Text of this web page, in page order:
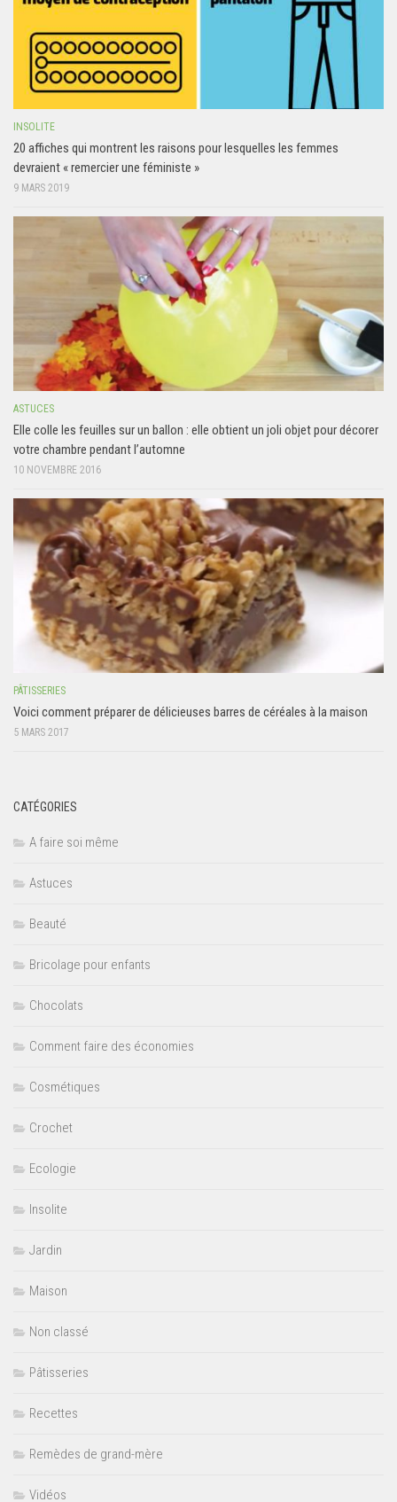
INSOLITE
20 affiches qui montrent les raisons pour lesquelles les femmes
devraient « remercier une féministe »
9 MARS 2019
ASTUCES
Elle colle les feuilles sur un ballon : elle obtient un joli objet pour décorer
votre chambre pendant l’automne
10 NOVEMBRE 2016
PÂTISSERIES
Voici comment préparer de délicieuses barres de céréales à la maison
5 MARS 2017
CATÉGORIES
A faire soi même
Astuces
Beauté
Bricolage pour enfants
Chocolats
Comment faire des économies
Cosmétiques
Crochet
Ecologie
Insolite
Jardin
Maison
Non classé
Pâtisseries
Recettes
Remèdes de grand-mère
Vidéos